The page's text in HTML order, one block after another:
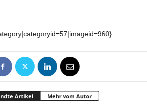
Artikel Mehr vom Autor